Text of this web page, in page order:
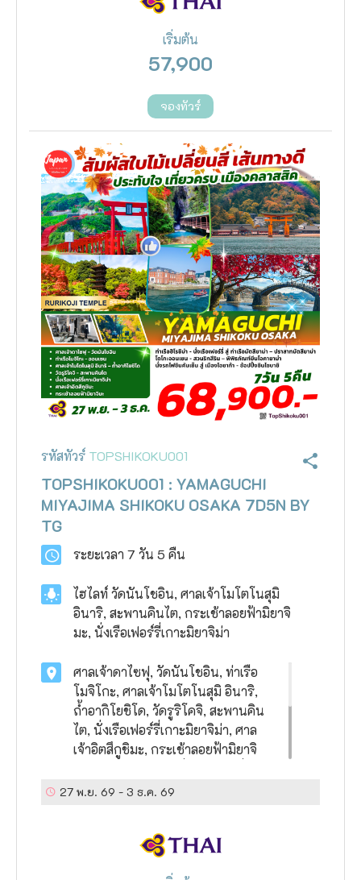
เริ่มต้น
57,900
จองทัวร์
รหัสทัวร์ TOPSHIKOKU001
TOPSHIKOKU001 : YAMAGUCHI
MIYAJIMA SHIKOKU OSAKA 7D5N BY
TG
ระยะเวลา 7 วัน 5 คืน
ไฮไลท์วัดนันโชอิน, ศาลเจ้าโมโตโนสุมิ
อินาริ, สะพานคินไต, กระเช้าลอยฟ้ามิยาจิ
มะ, นั่งเรือเฟอร์รี่เกาะมิยาจิม่า
ศาลเจ้าดาไซฟุ, วัดนันโชอิน, ท่าเรือ
โมจิโกะ, ศาลเจ้าโมโตโนสุมิ อินาริ,
ถ้ำอากิโยชิโด, วัดรูริโคจิ, สะพานคิน
ไต, นั่งเรือเฟอร์รี่เกาะมิยาจิม่า, ศาล
เจ้าอิตสึกูชิมะ, กระเช้าลอยฟ้ามิยาจิ
ท่าเรือมัตสึยาม่า, ปราสาทมัตสึยาม่า,
คันเซ็น สู่ เมืองโอซาก้า, ช้อปปิ้งชินไซ
27 พ.ย. 69 - 3 ธ.ค. 69